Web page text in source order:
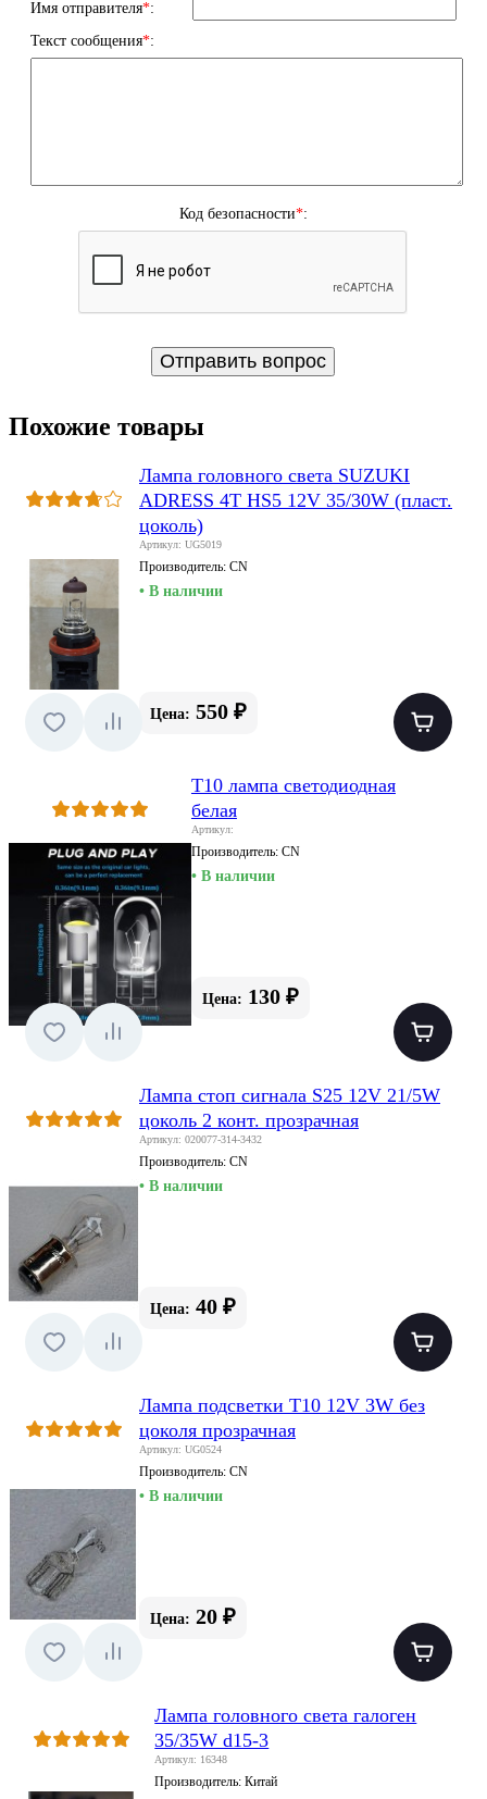
Имя отправителя*:
Текст сообщения*:
Код безопасности*:
Похожие товары
Лампа головного света SUZUKI
ADRESS 4T HS5 12V 35/30W (пласт.
цоколь)
Артикул: UG5019
Производитель: CN
• В наличии
Цена: 550 ₽
T10 лампа светодиодная
белая
Артикул:
Производитель: CN
• В наличии
Цена: 130 ₽
Лампа стоп сигнала S25 12V 21/5W
цоколь 2 конт. прозрачная
Артикул: 020077-314-3432
Производитель: CN
• В наличии
Цена: 40 ₽
Лампа подсветки T10 12V 3W без
цоколя прозрачная
Артикул: UG0524
Производитель: CN
• В наличии
Цена: 20 ₽
Лампа головного света галоген
35/35W d15-3
Артикул: 16348
Производитель:Китай